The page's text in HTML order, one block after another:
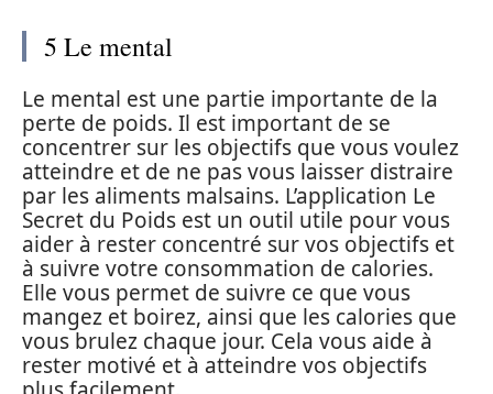
5 Le mental
Le mental est une partie importante de la
perte de poids. Il est important de se
concentrer sur les objectifs que vous voulez
atteindre et de ne pas vous laisser distraire
par les aliments malsains. L’application Le
Secret du Poids est un outil utile pour vous
aider à rester concentré sur vos objectifs et
à suivre votre consommation de calories.
Elle vous permet de suivre ce que vous
mangez et boirez, ainsi que les calories que
vous brulez chaque jour. Cela vous aide à
rester motivé et à atteindre vos objectifs